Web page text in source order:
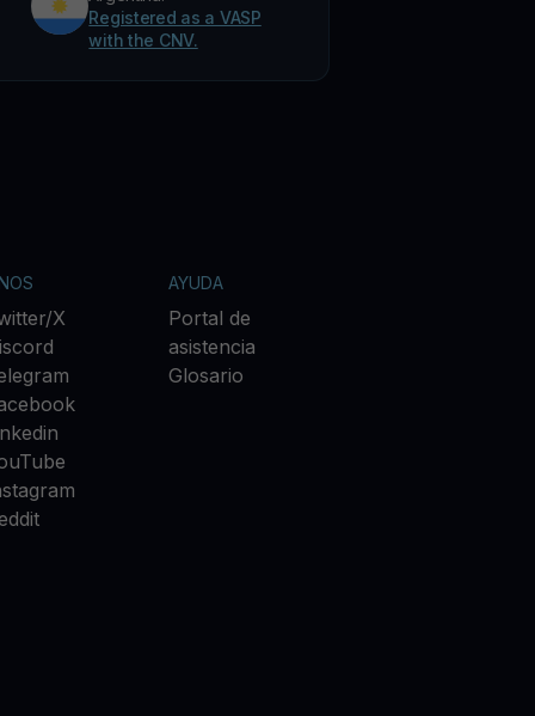
Registered as a VASP
with the CNV.
X
AYUDA
Portal de
asistencia
Glosario